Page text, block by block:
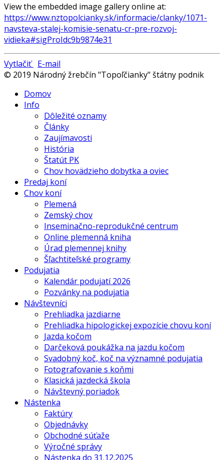
View the embedded image gallery online at:
https://www.nztopolcianky.sk/informacie/clanky/1071-
navsteva-stalej-komisie-senatu-cr-pre-rozvoj-
vidieka#sigProIdc9b9874e31
Vytlačiť E-mail
© 2019 Národný žrebčín "Topoľčianky" štátny podnik
Domov
Info
Dôležité oznamy
Články
Zaujímavosti
História
Štatút PK
Chov hovädzieho dobytka a oviec
Predaj koní
Chov koní
Plemená
Zemský chov
Inseminačno-reprodukčné centrum
Online plemenná kniha
Úrad plemennej knihy
Šľachtiteľské programy
Podujatia
Kalendár podujatí 2026
Pozvánky na podujatia
Návštevníci
Prehliadka jazdiarne
Prehliadka hipologickej expozície chovu koní
Jazda kočom
Darčeková poukážka na jazdu kočom
Svadobný koč, koč na významné podujatia
Fotografovanie s koňmi
Klasická jazdecká škola
Návštevný poriadok
Nástenka
Faktúry
Objednávky
Obchodné súťaže
Výročné správy
Nástenka do 31.12.2025